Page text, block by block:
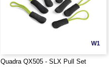
W1
Quadra QX505 - SLX Pull Set